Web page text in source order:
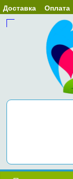
Доставка Оплата